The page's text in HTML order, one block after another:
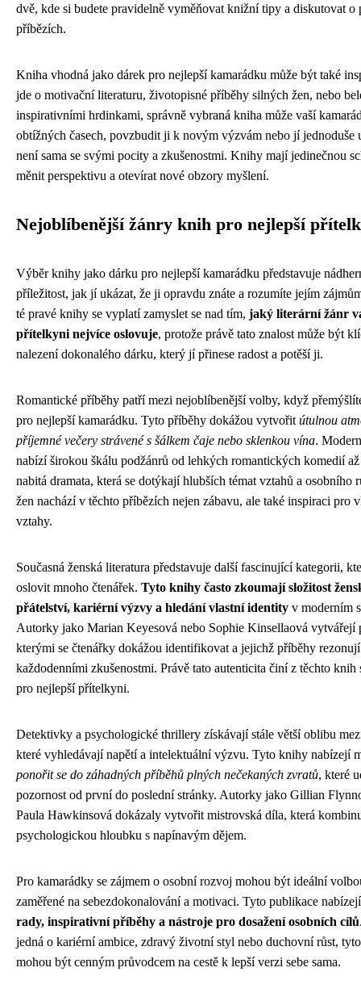
dvě, kde si budete pravidelně vyměňovat knižní tipy a diskutovat o
příbězích.
Kniha vhodná jako dárek pro nejlepší kamarádku může být také
jde o motivační literaturu, životopisné příběhy silných žen, nebo
inspirativními hrdinkami, správně vybraná kniha může vaší
obtížných časech, povzbudit ji k novým výzvám nebo jí jednoduše
není sama se svými pocity a zkušenostmi. Knihy mají jedinečnou
měnit perspektivu a otevírat nové obzory myšlení.
Nejoblíbenější žánry knih pro nejlepší
Výběr knihy jako dárku pro nejlepší kamarádku představuje
příležitost, jak jí ukázat, že ji opravdu znáte a rozumíte jejím
té pravé knihy se vyplatí zamyslet se nad tím, jaký literární žánr
přítelkyni nejvíce oslovuje, protože právě tato znalost může být
nalezení dokonalého dárku, který jí přinese radost a potěší ji.
Romantické příběhy patří mezi nejoblíbenější volby, když
pro nejlepší kamarádku. Tyto příběhy dokážou vytvořit útulnou
příjemné večery strávené s šálkem čaje nebo sklenkou vína.
nabízí širokou škálu podžánrů od lehkých romantických komedií
nabitá dramata, která se dotýkají hlubších témat vztahů a osobního
žen nachází v těchto příbězích nejen zábavu, ale také inspiraci pro
vztahy.
Současná ženská literatura představuje další fascinující kategorii,
oslovit mnoho čtenářek. Tyto knihy často zkoumají složitost
přátelství, kariérní výzvy a hledání vlastní identity v moderním
Autorky jako Marian Keyesová nebo Sophie Kinsellaová vytvářejí
kterými se čtenářky dokážou identifikovat a jejichž příběhy
každodenními zkušenostmi. Právě tato autenticita činí z těchto knih
pro nejlepší přítelkyni.
Detektivky a psychologické thrillery získávají stále větší oblibu
které vyhledávají napětí a intelektuální výzvu. Tyto knihy nabízejí
ponořit se do záhadných příběhů plných nečekaných zvratů, které
pozornost od první do poslední stránky. Autorky jako Gillian
Paula Hawkinsová dokázaly vytvořit mistrovská díla, která
psychologickou hloubku s napínavým dějem.
Pro kamarádky se zájmem o osobní rozvoj mohou být ideální
zaměřené na sebezdokonalování a motivaci. Tyto publikace
rady, inspirativní příběhy a nástroje pro dosažení osobních cílů
jedná o kariérní ambice, zdravý životní styl nebo duchovní růst,
mohou být cenným průvodcem na cestě k lepší verzi sebe sama.